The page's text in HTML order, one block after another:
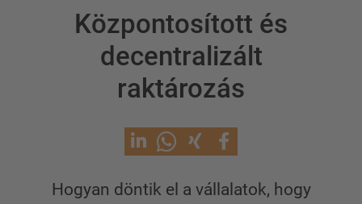
Központosított és
decentralizált
raktározás
Hogyan döntik el a vállalatok, hogy
Karos állvány tetővel